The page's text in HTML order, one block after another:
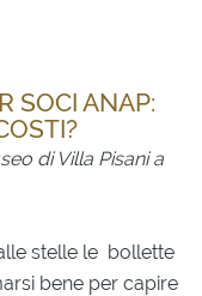
SOCI ANAP:
di Villa Pisani a
stelle le bollette
bene per capire